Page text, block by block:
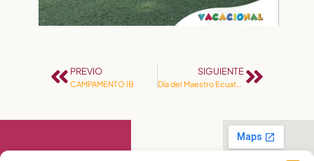
PREVIO
CAMPAMENTO IB
SIGUIENTE
Día del Maestro Ecuatoriano